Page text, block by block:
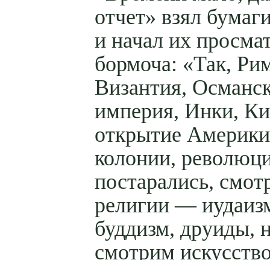
отчет» взял
и начал их
бормоча: «Так,
Византия,
империя, Инки,
открытие
колонии,
постарались,
религии —
буддизм, друиды,
смотрим